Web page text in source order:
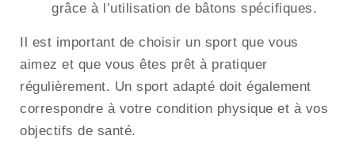
grâce à l’utilisation de bâtons spécifiques.
Il est important de choisir un sport que vous
aimez et que vous êtes prêt à pratiquer
régulièrement. Un sport adapté doit également
correspondre à votre condition physique et à vos
objectifs de santé.